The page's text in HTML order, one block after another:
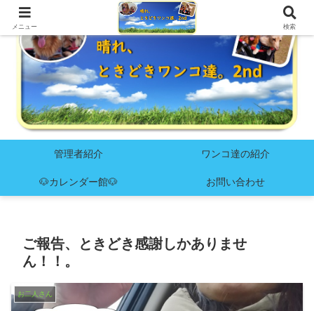
管理者紹介 ワンコ達の紹介
🐶カレンダー館🐶 お問い合わせ
ご報告、ときどき感謝しかありませ
ん！！。
お二人さん
メニュー 検索